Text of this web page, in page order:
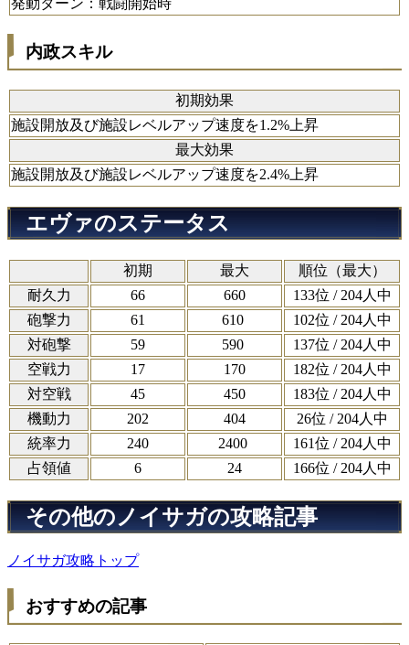
内政スキル
初期効果
施設開放及び施設レベルアップ速度を1.2%上昇
最大効果
施設開放及び施設レベルアップ速度を2.4%上昇
エヴァのステータス
初期 最大
順位（最大）
耐久力
66 660
133位 / 204人中
砲撃力
61 610
102位 / 204人中
対砲撃
59 590
137位 / 204人中
空戦力
17 170
182位 / 204人中
対空戦
45 450
183位 / 204人中
機動力
202 404
26位 / 204人中
統率力
240 2400
161位 / 204人中
占領値
6 24 166位 / 204人中
その他のノイサガの攻略記事
ノイサガ攻略トップ
おすすめの記事